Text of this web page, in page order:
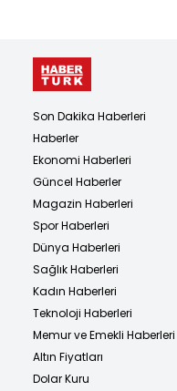
Son Dakika Haberleri
Haberler
Ekonomi Haberleri
Güncel Haberler
Magazin Haberleri
Spor Haberleri
Dünya Haberleri
Sağlık Haberleri
Kadın Haberleri
Teknoloji Haberleri
Memur ve Emekli Haberleri
Altın Fiyatları
Dolar Kuru